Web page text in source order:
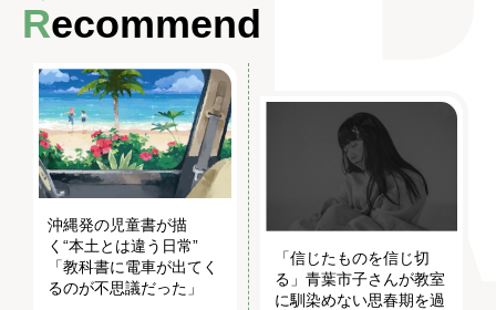
Recommend
沖縄発の児童書が描
く“本土とは違う日常”
「教科書に電車が出てく
るのが不思議だった」
「信じたものを信じ切
る」青葉市子さんが教室
に馴染めない思春期を過